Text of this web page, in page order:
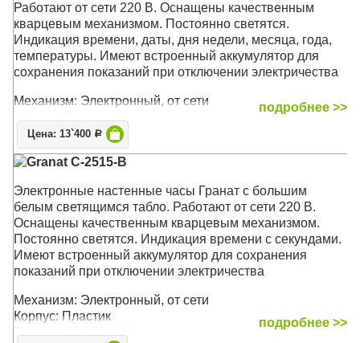
Работают от сети 220 В. Оснащены качественным
кварцевым механизмом. Постоянно светятся.
Индикация времени, даты, дня недели, месяца, года,
температуры. Имеют встроенный аккумулятор для
сохранения показаний при отключении электричества
Механизм: Электронный, от сети
Размер: 40 x 20 x 4,2 см
подробнее >>
Цена: 13`400 Р
Granat C-2515-B
Электронные настенные часы Гранат с большим
белым светящимся табло. Работают от сети 220 В.
Оснащены качественным кварцевым механизмом.
Постоянно светятся. Индикация времени c секундами.
Имеют встроенный аккумулятор для сохранения
показаний при отключении электричества
Механизм: Электронный, от сети
Корпус: Пластик
Размер: 40 x 20 x 4,2 см
подробнее >>